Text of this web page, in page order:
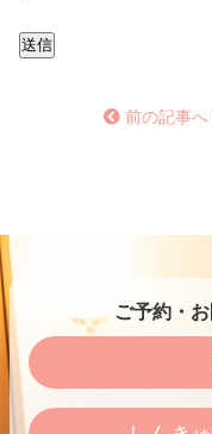
前の記事へ
ご予約・